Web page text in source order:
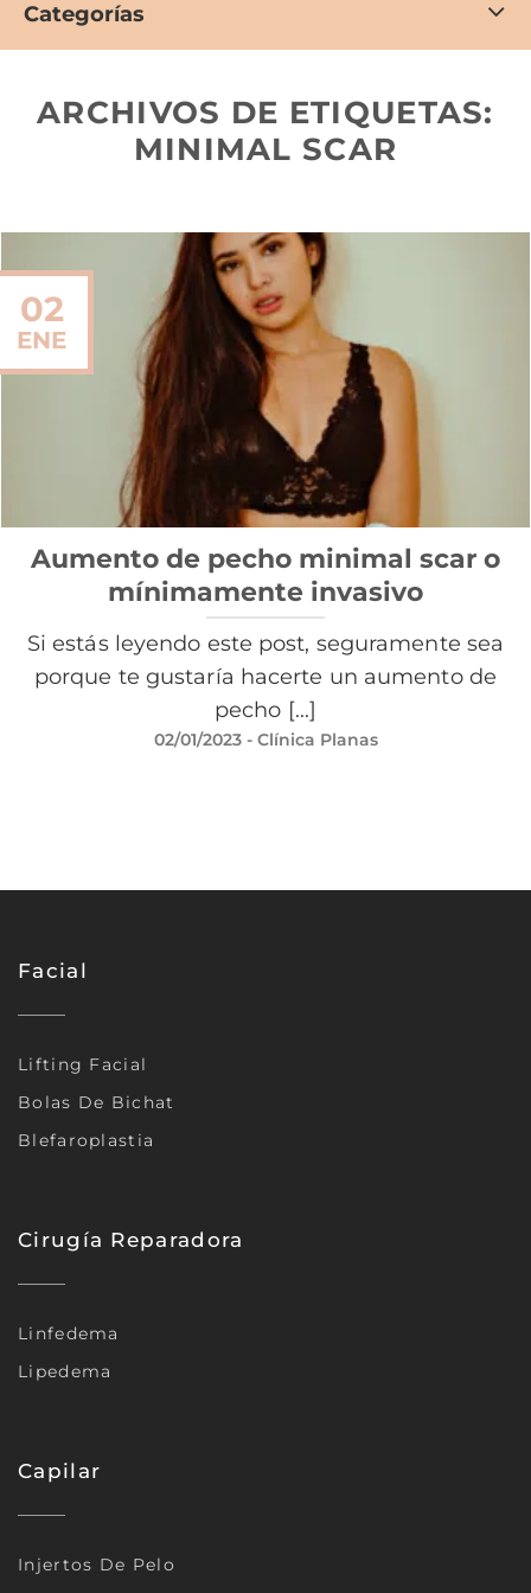
Categorías
ARCHIVOS DE ETIQUETAS:
MINIMAL SCAR
Aumento de pecho minimal scar o
mínimamente invasivo
Si estás leyendo este post, seguramente sea
porque te gustaría hacerte un aumento de
pecho [...]
02/01/2023- Clínica Planas
02
ENE
Facial
Lifting Facial
Bolas De Bichat
Blefaroplastia
Cirugía Reparadora
Linfedema
Lipedema
Capilar
Injertos De Pelo